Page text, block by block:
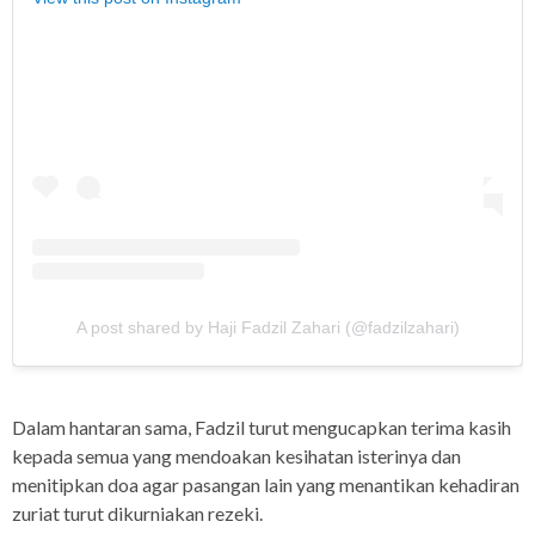
A post shared by Haji Fadzil Zahari (@fadzilzahari)
Dalam hantaran sama, Fadzil turut mengucapkan terima kasih
kepada semua yang mendoakan kesihatan isterinya dan
menitipkan doa agar pasangan lain yang menantikan kehadiran
zuriat turut dikurniakan rezeki.